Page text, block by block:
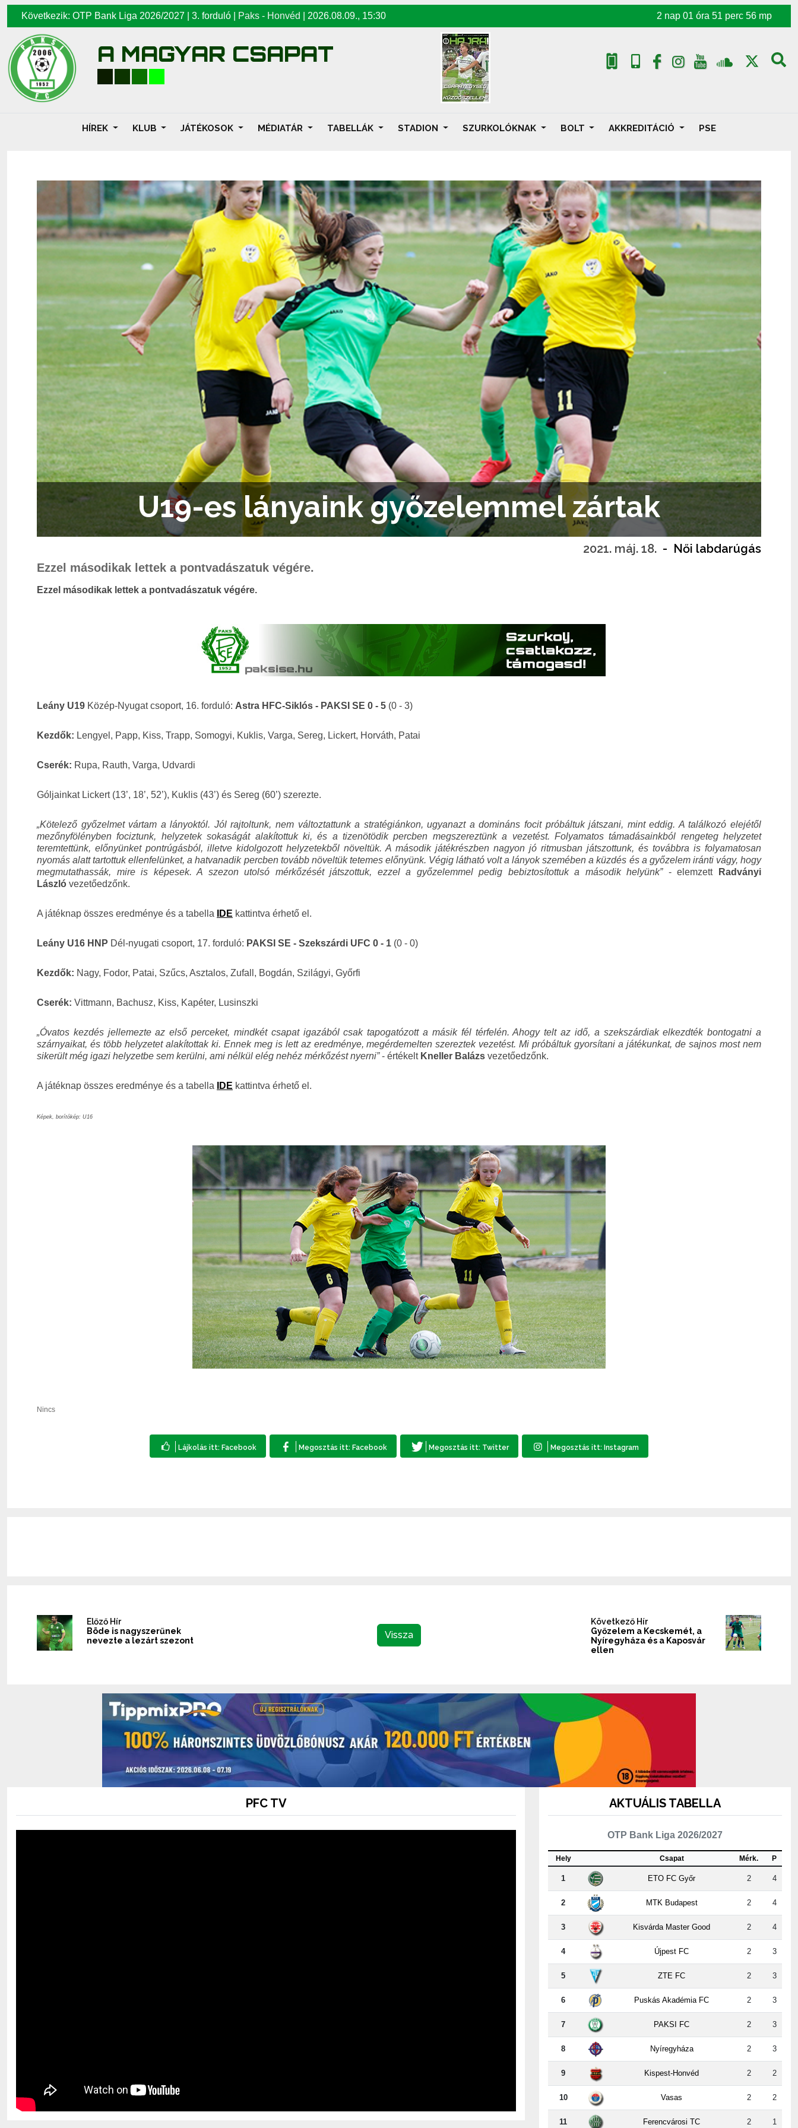
Következik: OTP Bank Liga 2026/2027 | 3. forduló | Paks - Honvéd 2026.08.09., 15:30 2 nap 01 óra 51 perc 54 mp
A MAGYAR CSAPAT
HÍREK KLUB JÁTÉKOSOK MÉDIATÁR TABELLÁK STADION SZURKOLÓKNAK BOLT AKKREDITÁCIÓ PSE
U19-es lányaink győzelemmel zártak
2021. máj. 18. - Női labdarúgás
Ezzel másodikak lettek a pontvadászatuk végére.
Ezzel másodikak lettek a pontvadászatuk végére.
Leány U19 Közép-Nyugat csoport, 16. forduló: Astra HFC-Siklós - PAKSI SE 0 - 5 (0 - 3)
Kezdők: Lengyel, Papp, Kiss, Trapp, Somogyi, Kuklis, Varga, Sereg, Lickert, Horváth, Patai
Cserék: Rupa, Rauth, Varga, Udvardi
Góljainkat Lickert (13’, 18’, 52’), Kuklis (43’) és Sereg (60’) szerezte.
„Kötelező győzelmet vártam a lányoktól. Jól rajtoltunk, nem változtattunk a stratégiánkon, ugyanazt a domináns focit próbáltuk játszani, mint eddig. A találkozó elejétől
mezőnyfölényben fociztunk, helyzetek sokaságát alakítottuk ki, és a tizenötödik percben megszereztünk a vezetést. Folyamatos támadásainkból rengeteg helyzetet
teremtettünk, előnyünket pontrúgásból, illetve kidolgozott helyzetekből növeltük. A második játékrészben nagyon jó ritmusban játszottunk, és továbbra is folyamatosan
nyomás alatt tartottuk ellenfelünket, a hatvanadik percben tovább növeltük tetemes előnyünk. Végig látható volt a lányok szemében a küzdés és a győzelem iránti vágy, hogy
megmutathassák, mire is képesek. A szezon utolsó mérkőzését játszottuk, ezzel a győzelemmel pedig bebiztosítottuk a második helyünk” - elemzett
Radványi
László vezetőedzőnk.
A játéknap összes eredménye és a tabella IDE kattintva érhető el.
Leány U16 HNP Dél-nyugati csoport, 17. forduló: PAKSI SE - Szekszárdi UFC 0 - 1 (0 - 0)
Kezdők: Nagy, Fodor, Patai, Szűcs, Asztalos, Zufall, Bogdán, Szilágyi, Győrfi
Cserék: Vittmann, Bachusz, Kiss, Kapéter, Lusinszki
„Óvatos kezdés jellemezte az első perceket, mindkét csapat igazából csak tapogatózott a másik fél térfelén. Ahogy telt az idő, a szekszárdiak elkezdték bontogatni a
szárnyaikat, és több helyzetet alakítottak ki. Ennek meg is lett az eredménye, megérdemelten szereztek vezetést. Mi próbáltuk gyorsítani a játékunkat, de sajnos most nem
sikerült még igazi helyzetbe sem kerülni, ami nélkül elég nehéz mérkőzést nyerni”- értékelt Kneller Balázs vezetőedzőnk.
A játéknap összes eredménye és a tabella IDE kattintva érhető el.
Képek, borítókép: U16
Nincs
Előző Hír
Böde is nagyszerűnek
nevezte a lezárt szezont
Vissza
Következő Hír
Győzelem a Kecskemét, a
Nyíregyháza és a Kaposvár
ellen
PFC TV AKTUÁLIS TABELLA
OTP Bank Liga 2026/2027
Hely Csapat Mérk. P
1 ETO FC Győr 2 4
2 MTK Budapest 2 4
3 Kisvárda Master Good 2 4
4 Újpest FC 2 3
5 ZTE FC 2 3
6 Puskás Akadémia FC 2 3
7 PAKSI FC 2 3
8 Nyíregyháza 2 3
9 Kispest-Honvéd 2 2
10 Vasas 2 2
11 Ferencvárosi TC 2 1